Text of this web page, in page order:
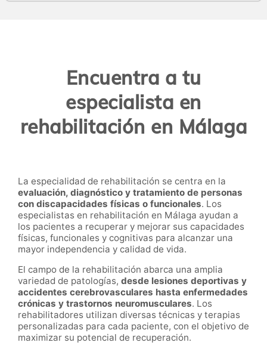
Encuentra a tu
especialista en
rehabilitación en Málaga
La especialidad de rehabilitación se centra en la
evaluación, diagnóstico y tratamiento de personas
con discapacidades físicas o funcionales. Los
especialistas en rehabilitación en Málaga ayudan a
los pacientes a recuperar y mejorar sus capacidades
físicas, funcionales y cognitivas para alcanzar una
mayor independencia y calidad de vida.
El campo de la rehabilitación abarca una amplia
variedad de patologías, desde lesiones deportivas y
accidentes cerebrovasculares hasta enfermedades
crónicas y trastornos neuromusculares. Los
rehabilitadores utilizan diversas técnicas y terapias
personalizadas para cada paciente, con el objetivo de
maximizar su potencial de recuperación.